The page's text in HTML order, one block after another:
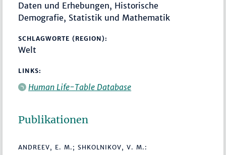
Daten und Erhebungen, Historische
Demografie, Statistik und Mathematik
SCHLAGWORTE (REGION):
Welt
LINKS:
Human Life-Table Database
Publikationen
ANDREEV, E. M.; SHKOLNIKOV, V. M.: